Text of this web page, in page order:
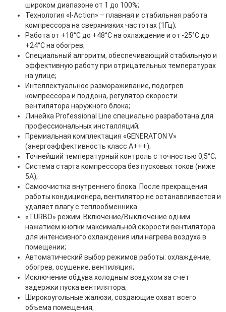
широком диапазоне от 1 до 100%;
Технология «I-Action» – плавная и стабильная работа
компрессора на сверхнизких частотах (1Гц);
Работа от +18°C до +48°C на охлаждение и от -25°C до
+24°C на обогрев;
Специальный алгоритм, обеспечивающий стабильную и
эффективную работу при отрицательных температурах
на улице;
Интеллектуальное размораживание, подогрев
компрессора и поддона, регулятор скорости
вентилятора наружного блока;
Линейка Professional Line специально разработана для
профессиональных инсталляций;
Премиальная комплектация «GENERATON V»
(энергоэффективность класс А+++);
Точнейший температурный контроль с точностью 0,5°C;
Система старта компрессора без пусковых токов (ниже
5А);
Самоочистка внутреннего блока. После прекращения
работы кондиционера, вентилятор не останавливается и
удаляет влагу с теплообменника.
«TURBO» режим. Включение/Выключение одним
нажатием кнопки максимальной скорости вентилятора
для интенсивного охлаждения или нагрева воздуха в
помещении;
Автоматический выбор режимов работы: охлаждение,
обогрев, осушение, вентиляция;
Исключение обдува холодным воздухом за счет
задержки пуска вентилятора;
Широкоугольные жалюзи, создающие охват всего
объема помещения;